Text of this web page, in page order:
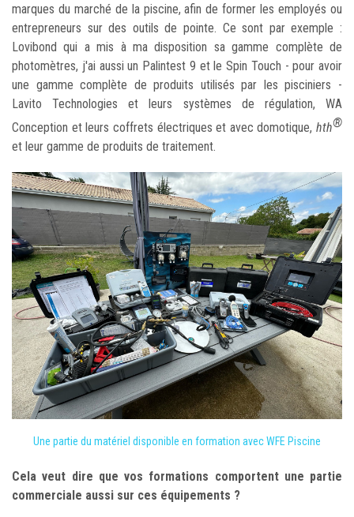
marques du marché de la piscine, afin de former les employés ou
entrepreneurs sur des outils de pointe. Ce sont par exemple :
Lovibond qui a mis à ma disposition sa gamme complète de
photomètres, j'ai aussi un Palintest 9 et le Spin Touch - pour avoir
une gamme complète de produits utilisés par les pisciniers -
Lavito Technologies et leurs systèmes de régulation, WA
Conception et leurs coffrets électriques et avec domotique, hth®
et leur gamme de produits de traitement.
Une partie du matériel disponible en formation avec WFE Piscine
Cela veut dire que vos formations comportent une partie
commerciale aussi sur ces équipements ?